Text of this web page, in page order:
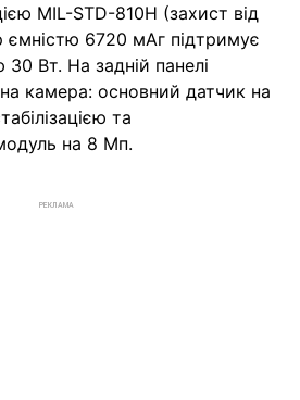
MIL-STD-810H (захист від
ємністю 6720 мАг підтримує
Вт. На задній панелі
камера: основний датчик на
та
на 8 Мп.
РЕКЛАМА